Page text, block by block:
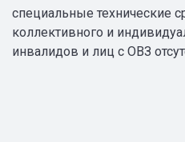
специальные технические
коллективного и
инвалидов и лиц с ОВЗ